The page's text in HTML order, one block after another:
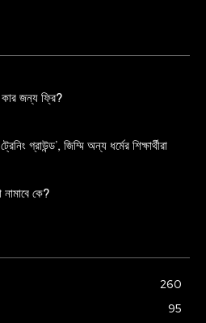
কার জন্য ফ্রি?
গ্রাউন্ড’, জিম্মি অন্য ধর্মের শিক্ষার্থীরা
নামাবে কে?
260
95